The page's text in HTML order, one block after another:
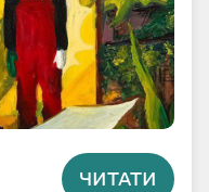
ЧИТАТИ